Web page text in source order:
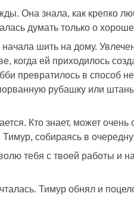
Она знала, как крепко
думать только о
шить на дому.
когда ей приходилось
превратилось в способ
рубашку или
Кто знает, может
собираясь в
тебя с твоей работы и
Тимур обнял и